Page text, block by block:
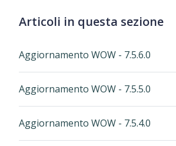
Articoli in questa sezione
Aggiornamento WOW - 7.5.6.0
Aggiornamento WOW - 7.5.5.0
Aggiornamento WOW - 7.5.4.0